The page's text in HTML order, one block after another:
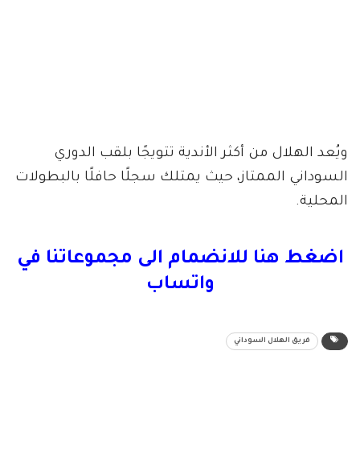
ويُعد الهلال من أكثر الأندية تتويجًا بلقب الدوري
السوداني الممتاز، حيث يمتلك سجلًا حافلًا بالبطولات
المحلية.
اضغط هنا للانضمام الى مجموعاتنا في
واتساب
فريق الهلال السوداني